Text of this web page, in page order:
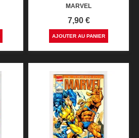
MARVEL
Prix
7,90 €
AJOUTER AU PANIER